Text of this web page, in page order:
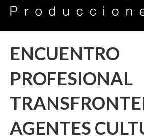
ENCUENTRO
PROFESIONAL
AGENTES